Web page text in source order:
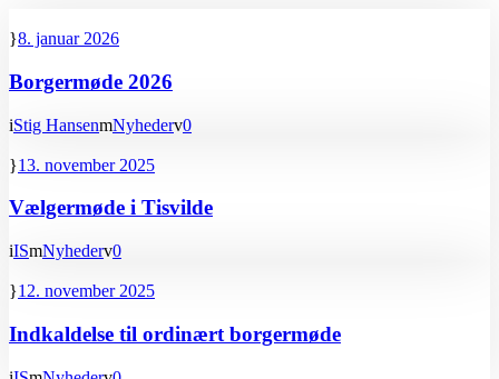
8. januar 2026
Borgermøde 2026
Stig Hansen Nyheder 0
13. november 2025
Vælgermøde i Tisvilde
IS Nyheder 0
12. november 2025
Indkaldelse til ordinært borgermøde